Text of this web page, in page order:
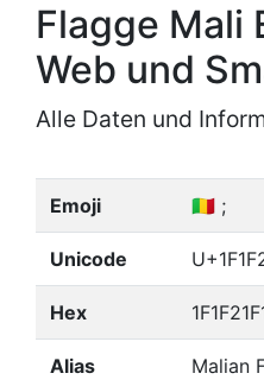
Flagge Mali
Web und
Alle Daten und
Emoji 🇲🇱 ;
Unicode
Hex
Alias Malian